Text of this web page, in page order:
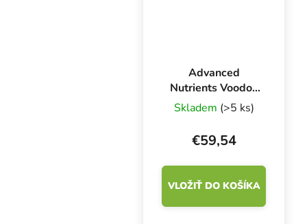
Advanced
Nutrients Voodoo
Juice 1 l,
stimulátor rastu
koreňov
Skladem (>5 ks)
€59,54
VLOŽIŤ DO KOŠÍKA